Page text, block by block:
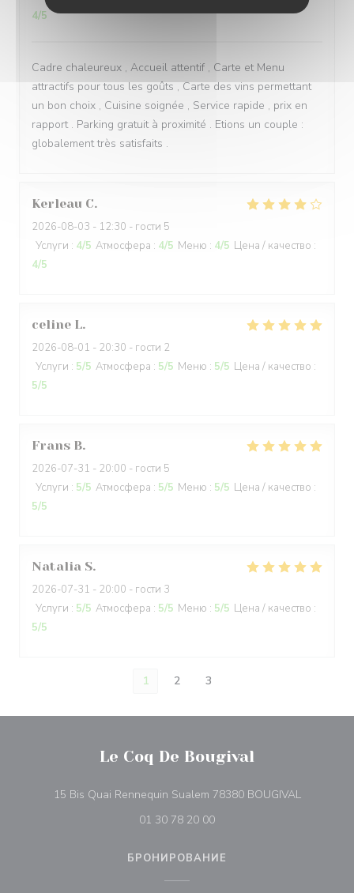
4/5
Cadre chaleureux , Accueil attentif , Carte et Menu
attractifs pour tous les goûts , Carte des vins permettant
un bon choix , Cuisine soignée , Service rapide , prix en
rapport . Parking gratuit à proximité . Etions un couple :
globalement très satisfaits .
Kerleau C
2026-08-03 - 12:30 - гости 5
Услуги : 4/5 Атмосфера : 4/5 Меню : 4/5 Цена / качество :
4/5
celine L
2026-08-01 - 20:30 - гости 2
Услуги : 5/5 Атмосфера : 5/5 Меню : 5/5 Цена / качество :
5/5
Frans B
2026-07-31 - 20:00 - гости 5
Услуги : 5/5 Атмосфера : 5/5 Меню : 5/5 Цена / качество :
5/5
Natalia S
2026-07-31 - 20:00 - гости 3
Услуги : 5/5 Атмосфера : 5/5 Меню : 5/5 Цена / качество :
5/5
1 2 3
Le Coq De Bougival
15 Bis Quai Rennequin Sualem 78380 BOUGIVAL
01 30 78 20 00
БРОНИРОВАНИЕ